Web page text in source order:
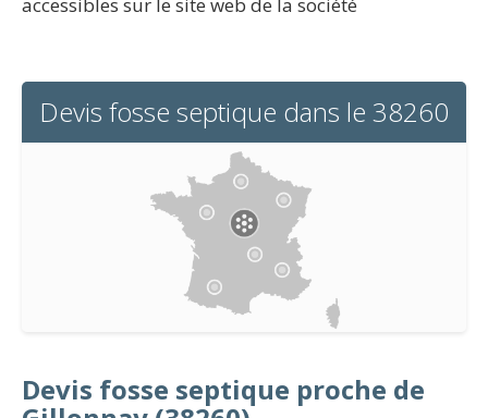
Devis fosse septique dans le 38260
Devis fosse septique proche de